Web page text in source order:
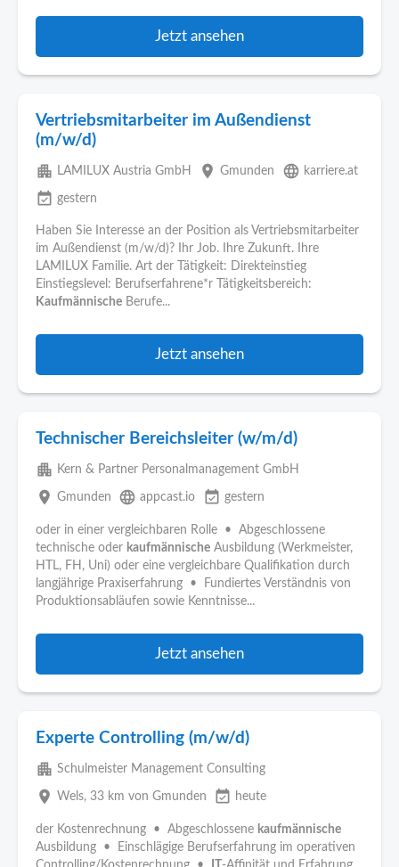
Jetzt ansehen
Vertriebsmitarbeiter im Außendienst
(m/w/d)
apartment LAMILUX Austria GmbH place Gmunden language karriere.at
event_available gestern
Haben Sie Interesse an der Position als Vertriebsmitarbeiter
im Außendienst (m/w/d)? Ihr Job. Ihre Zukunft. Ihre
LAMILUX Familie. Art der Tätigkeit: Direkteinstieg
Einstiegslevel: Berufserfahrene*r Tätigkeitsbereich:
Kaufmännische Berufe...
Jetzt ansehen
Technischer Bereichsleiter (w/m/d)
apartment Kern & Partner Personalmanagement GmbH
place Gmunden language appcast.io event_available gestern
oder in einer vergleichbaren Rolle • Abgeschlossene
technische oder kaufmännische Ausbildung (Werkmeister,
HTL, FH, Uni) oder eine vergleichbare Qualifikation durch
langjährige Praxiserfahrung • Fundiertes Verständnis von
Produktionsabläufen sowie Kenntnisse...
Jetzt ansehen
Experte Controlling (m/w/d)
apartment Schulmeister Management Consulting
place Wels, 33 km von Gmunden event_available heute
der Kostenrechnung • Abgeschlossene kaufmännische
Ausbildung • Einschlägige Berufserfahrung im operativen